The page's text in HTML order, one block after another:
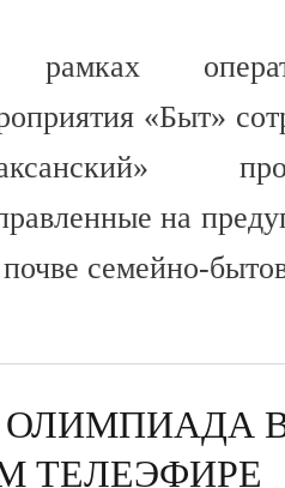
«Быт»
на
семейно-
ОЛИМПИАДА
ТЕЛЕЭФИРЕ